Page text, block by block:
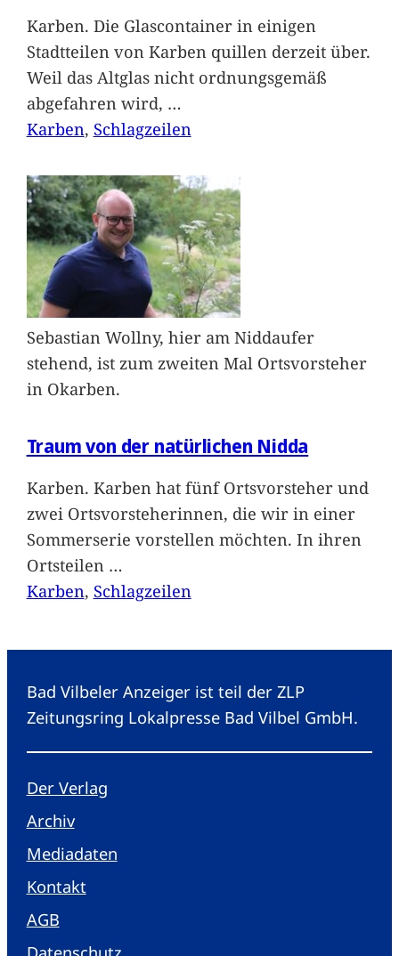
Karben. Die Glascontainer in einigen
Stadtteilen von Karben quillen derzeit über.
Weil das Altglas nicht ordnungsgemäß
abgefahren wird, …
Karben, Schlagzeilen
Sebastian Wollny, hier am Niddaufer
stehend, ist zum zweiten Mal Ortsvorsteher
in Okarben.
Traum von der natürlichen Nidda
Karben. Karben hat fünf Ortsvorsteher und
zwei Ortsvorsteherinnen, die wir in einer
Sommerserie vorstellen möchten. In ihren
Ortsteilen …
Karben, Schlagzeilen
Bad Vilbeler Anzeiger ist teil der ZLP
Zeitungsring Lokalpresse Bad Vilbel GmbH.
Der Verlag
Archiv
Mediadaten
Kontakt
AGB